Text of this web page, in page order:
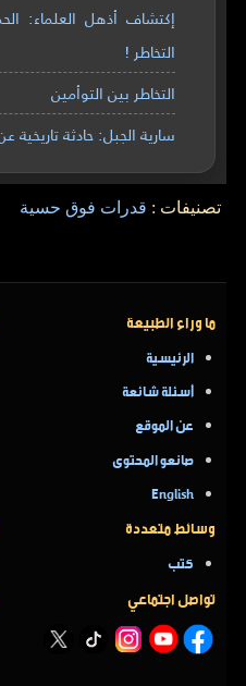
إكتشاف أذهل العلماء:
التخاطر !
التخاطر بين التوأمين
سارية الجبل: حادثة تاريخية
تصنيفات : قدرات فوق حسية
ما وراء الطبيعة
الرئيسية
أسئلة شائعة
عن الموقع
صانعو المحتوى
English
وسائط متعددة
كتب
تواصل اجتماعي